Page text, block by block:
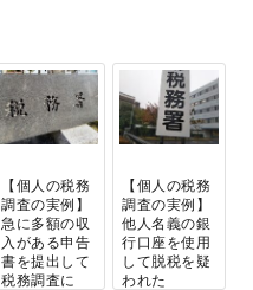
【個人の税務
調査の実例】
急に多額の収
入がある申告
書を提出して
税務調査に
【個人の税務
調査の実例】
他人名義の銀
行口座を使用
して脱税を疑
われた